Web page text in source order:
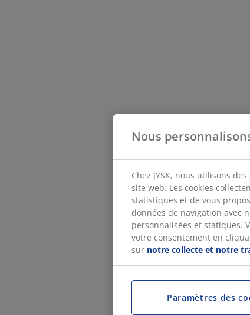
Nous
Chez JYSK, nous utilisons
site web. Les cookies
statistiques et de vous
données de navigation avec
personnalisées et statiques.
votre consentement en
sur notre collecte et notre
Paramètres des